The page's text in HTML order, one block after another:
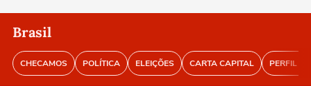
Brasil
CHECAMOS POLÍTICA ELEIÇÕES CARTA CAPITAL PERFIL